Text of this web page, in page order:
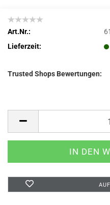
Art.Nr.:
Lieferzeit:
Trusted Shops Bewertungen: